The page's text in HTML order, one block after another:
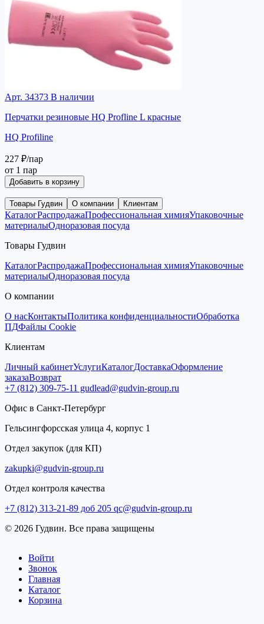
Арт. 34373 В наличии
Перчатки резиновые HQ Profline L красные
HQ Profiline
227 ₽/пар
от 1 пар
Добавить в корзину
Товары Гудвин О компании Клиентам
КаталогРаспродажаПрофессиональная химияУпаковочные
материалыОдноразовая посуда
Товары Гудвин
КаталогРаспродажаПрофессиональная химияУпаковочные
материалыОдноразовая посуда
О компании
О насКонтактыПолитика конфиденциальностиОбработка
ПДФайлы Cookie
Клиентам
Личный кабинетУслугиКаталогДоставкаОформление
заказаВозврат
+7 (812) 309-75-11 gudlead@gudvin-group.ru
Офис в Санкт-Петербург
Гельсингфорсская улица 4, корпус 1
Отдел закупок (для КП)
zakupki@gudvin-group.ru
Отдел контроля качества
+7 (812) 313-21-89 доб 205 qc@gudvin-group.ru
© 2026 Гудвин. Все права защищены
Войти
Звонок
Главная
Каталог
Корзина